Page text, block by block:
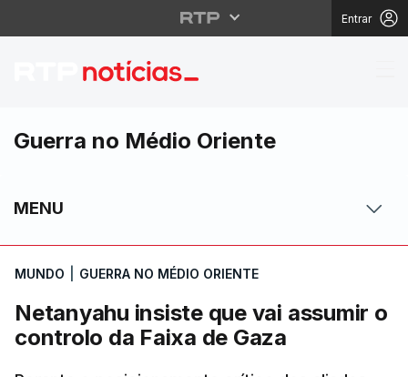
Entrar
Netanyahu insiste
Guerra no Médio Oriente
MENU
MUNDO GUERRA NO MÉDIO ORIENTE
Netanyahu insiste que vai assumir o
controlo da Faixa de Gaza